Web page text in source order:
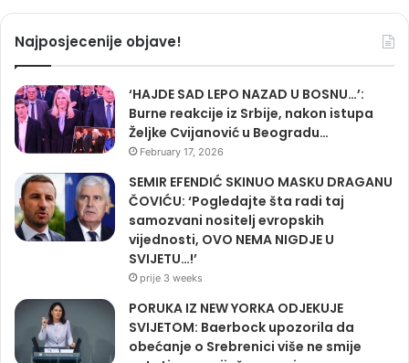
Najposjecenije objave!
‘HAJDE SAD LEPO NAZAD U BOSNU…’:
Burne reakcije iz Srbije, nakon istupa
Željke Cvijanović u Beogradu…
February 17, 2026
SEMIR EFENDIĆ SKINUO MASKU DRAGANU
ČOVIĆU: ‘Pogledajte šta radi taj
samozvani nositelj evropskih
vijednosti, OVO NEMA NIGDJE U
SVIJETU…!’
prije 3 weeks
PORUKA IZ NEW YORKA ODJEKUJE
SVIJETOM: Baerbock upozorila da
obećanje o Srebrenici više ne smije